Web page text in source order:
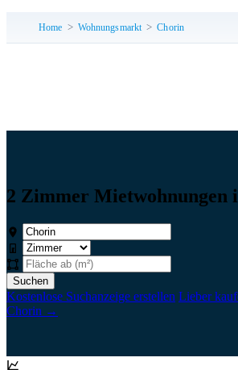
Home Wohnungsmarkt Chorin
2 Zimmer Mietwohnungen
Suchen
Kostenlose Suchanzeige erstellen Lieber
Chorin →